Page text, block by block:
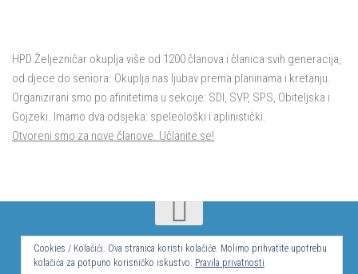
HPD Željezničar okuplja više od 1200 članova i članica svih generacija,
od djece do seniora. Okuplja nas ljubav prema planinama i kretanju.
Organizirani smo po afinitetima u sekcije: SDI, SVP, SPS, Obiteljska i
Gojzeki. Imamo dva odsjeka: speleološki i aplinistički.
Otvoreni smo za nove članove. Učlanite se!
© Hrvatsko planinarsko društvo Željezničar 2024.
Cookies / Kolačići. Ova stranica koristi kolačiće. Molimo prihvatite upotrebu
kolačića za potpuno korisničko iskustvo. Pravila privatnosti